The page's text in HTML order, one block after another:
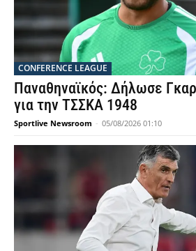
CONFERENCE LEAGUE
Παναθηναϊκός: Δήλωσε
για την ΤΣΣΚΑ 1948
Sportlive Newsroom - 05/08/2026 01:10